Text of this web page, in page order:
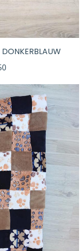
DONKERBLAUW
tot
€ 42,50